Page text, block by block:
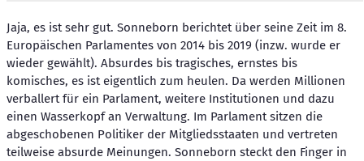
Jaja, es ist sehr gut. Sonneborn berichtet über seine Zeit im 8.
Europäischen Parlamentes von 2014 bis 2019 (inzw. wurde er
wieder gewählt). Absurdes bis tragisches, ernstes bis
komisches, es ist eigentlich zum heulen. Da werden Millionen
verballert für ein Parlament, weitere Institutionen und dazu
einen Wasserkopf an Verwaltung. Im Parlament sitzen die
abgeschobenen Politiker der Mitgliedsstaaten und vertreten
teilweise absurde Meinungen. Sonneborn steckt den Finger in